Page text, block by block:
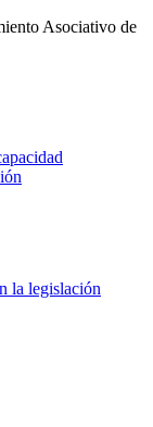
Asociativo de
la legislación